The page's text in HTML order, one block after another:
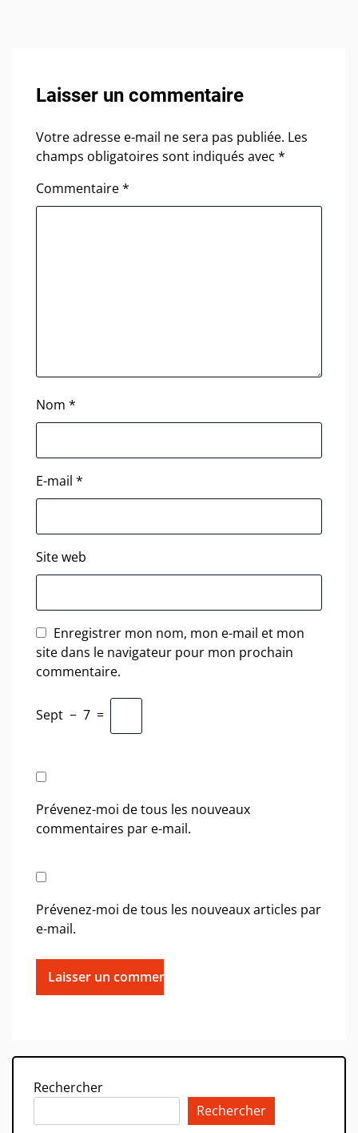
Laisser un commentaire
Votre adresse e-mail ne sera pas publiée. Les
champs obligatoires sont indiqués avec *
Commentaire*
Nom *
E-mail *
Site web
Enregistrer mon nom, mon e-mail et mon
site dans le navigateur pour mon prochain
commentaire.
Sept − 7 =
Prévenez-moi de tous les nouveaux
commentaires par e-mail.
Prévenez-moi de tous les nouveaux articles par
e-mail.
Rechercher
Rechercher